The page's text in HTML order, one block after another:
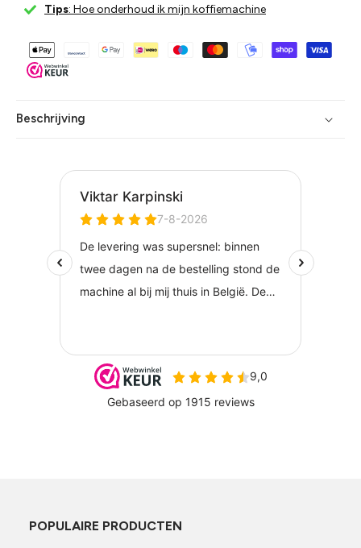
Tips: Hoe onderhoud ik mijn koffiemachine
Beschrijving
POPULAIRE PRODUCTEN